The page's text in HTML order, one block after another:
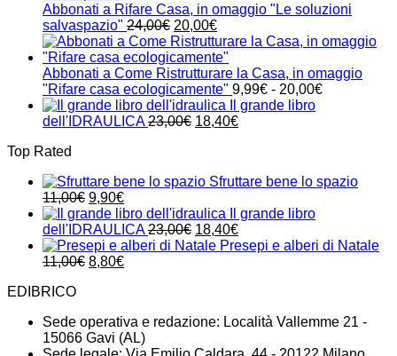
era:
24,00€.
è:
21,00€.
Abbonati a Rifare Casa, in omaggio "Le soluzioni
salvaspazio" 24,00€ Il
prezzo
originale
era:
24,00€.
20,00€Il
prezzo
attuale
è:
20,00€.
Abbonati a Come Ristrutturare la Casa, in omaggio
"Rifare casa ecologicamente" 9,99€ - 20,00€Fascia
20,00€
Il grande libro
dell'IDRAULICA 23,00€ Il
23,00€.
18,40€Il
18,40€.
Top Rated
Sfruttare bene lo spazio
11,00€ Il
prezzo
originale
era:
11,00€.
9,90€Il
prezzo
attuale
è:
9,90€.
Il grande libro
dell'IDRAULICA 23,00€ Il
prezzo
18,40€Il
prezzo
Presepi e alberi di Natale
11,00€ Il
11,00€.
8,80€Il
8,80€.
EDIBRICO
Sede operativa e redazione: Località Vallemme 21 -
15066 Gavi (AL)